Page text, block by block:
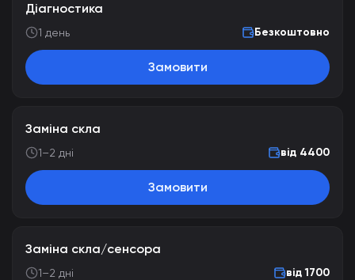
Діагностика
1 день Безкоштовно
Замовити
Заміна скла
1–2 дні від 4400
Замовити
Заміна скла/сенсора
1–2 дні від 1700